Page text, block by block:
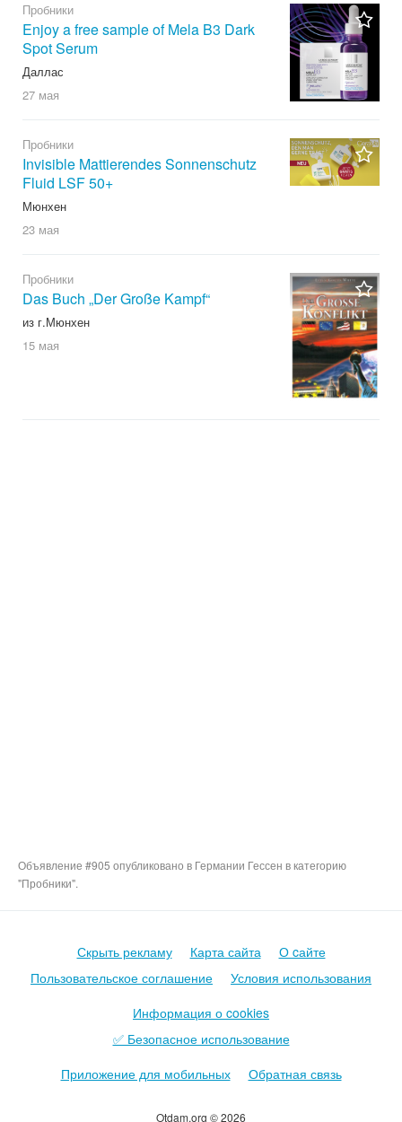
Пробники
Enjoy a free sample of Mela B3 Dark
Spot Serum
Даллас
27 мая
Пробники
Invisible Mattierendes Sonnenschutz
Fluid LSF 50+
Мюнхен
23 мая
Пробники
Das Buch „Der Große Kampf“
из г.Мюнхен
15 мая
Объявление #905 опубликовано в Германии Гессен в категорию
"Пробники".
Otdam.org © 2026
Скрыть рекламу Карта сайта
О cайте
Пользовательское соглашение
Условия использования
Информация о cookies
✅ Безопасное использование
Приложение для мобильных
Обратная связь